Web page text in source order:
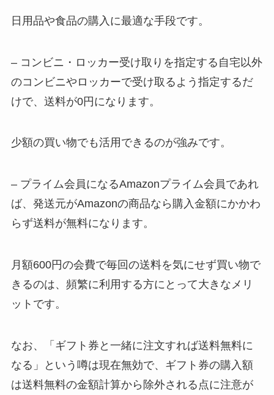
日用品や食品の購入に最適な手段です。
– コンビニ・ロッカー受け取りを指定する自宅以外
のコンビニやロッカーで受け取るよう指定するだ
けで、送料が0円になります。
少額の買い物でも活用できるのが強みです。
– プライム会員になるAmazonプライム会員であれ
ば、発送元がAmazonの商品なら購入金額にかかわ
らず送料が無料になります。
月額600円の会費で毎回の送料を気にせず買い物で
きるのは、頻繁に利用する方にとって大きなメリ
ットです。
なお、「ギフト券と一緒に注文すれば送料無料に
なる」という噂は現在無効で、ギフト券の購入額
は送料無料の金額計算から除外される点に注意が